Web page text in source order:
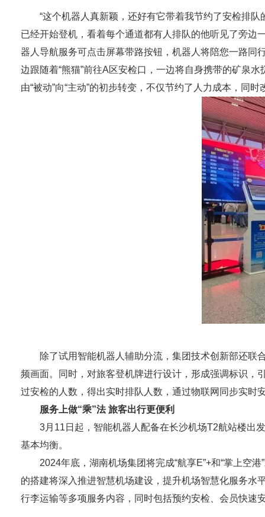
“这个机器人真新颖，还好有它带着我节约了安检排队
已经开始登机，看着每个通道都有人排队的他听见了旁边
器人导航服务可点击屏幕带路按钮，机器人将陪您一路同
边跟随着“熊猫”前往A区安检口，一边将自身携带的矿泉
由“被动”向“主动”的初步转变，不仅节约了人力成本，同
除了试用智能机器人辅助分流，集团技术创新部还联
频画面。同时，对旅客登机牌进行设计，形成强调标识，
过安检的人数，得出实时排队人数，通过物联网同步实时
服务上做“乘”法 旅客出行更便利
3月11日起，智能机器人配备在长沙机场T2航站楼出发
基本均衡。
2024年底，湖南机场集团将完成“航享E”+和“掌上空港
的搭建将深入推进智慧机场建设，提升机场智慧化服务
行李运输等多项服务内容，同时包括预约安检、会员快速